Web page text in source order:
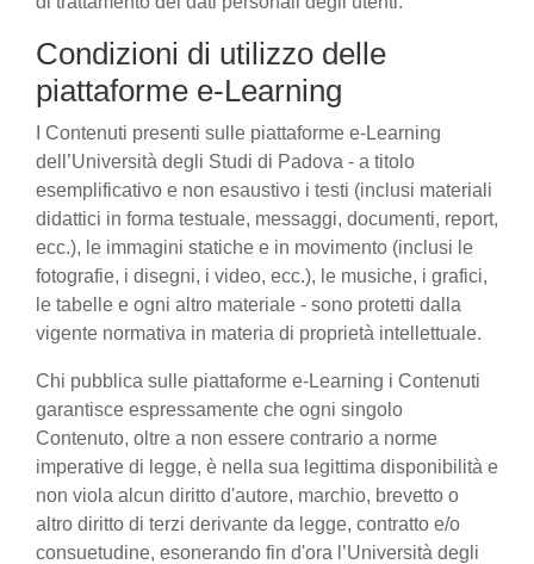
Condizioni di utilizzo delle
piattaforme e-Learning
I Contenuti presenti sulle piattaforme e-Learning
dell’Università degli Studi di Padova - a titolo
esemplificativo e non esaustivo i testi (inclusi materiali
didattici in forma testuale, messaggi, documenti, report,
ecc.), le immagini statiche e in movimento (inclusi le
fotografie, i disegni, i video, ecc.), le musiche, i grafici,
le tabelle e ogni altro materiale - sono protetti dalla
vigente normativa in materia di proprietà intellettuale.
Chi pubblica sulle piattaforme e-Learning i Contenuti
garantisce espressamente che ogni singolo
Contenuto, oltre a non essere contrario a norme
imperative di legge, è nella sua legittima disponibilità e
non viola alcun diritto d'autore, marchio, brevetto o
altro diritto di terzi derivante da legge, contratto e/o
consuetudine, esonerando fin d'ora l’Università degli